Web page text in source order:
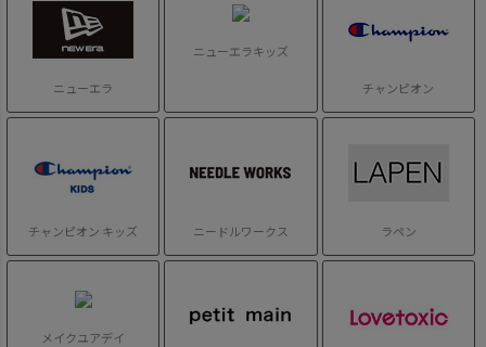
ニューエラ
ニューエラキッズ
チャンピオン
チャンピオン キッズ ニードルワークス ラペン
メイクユアデイ